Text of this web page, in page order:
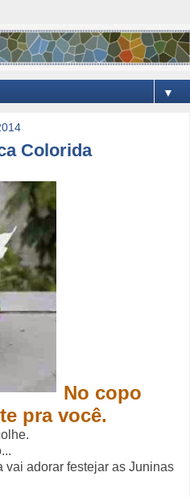
▼
Colorida
No copo
pra você.
vai adorar festejar as Juninas